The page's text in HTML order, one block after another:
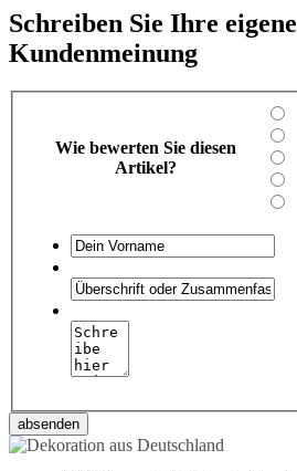
Schreiben Sie Ihre eigene
Kundenmeinung
Wie bewerten Sie diesen
Artikel?
absenden